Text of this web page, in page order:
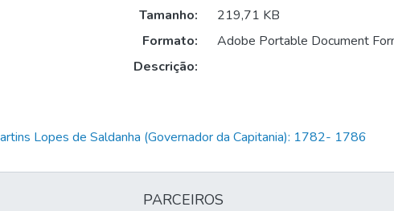
Tamanho:
219,71 KB
Formato:
Adobe Portable Document
Descrição:
Lopes de Saldanha (Governador da Capitania): 1782- 1786
PARCEIROS